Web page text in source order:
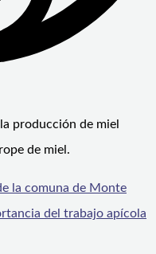
producción de miel
de miel.
la comuna de Monte
del trabajo apícola